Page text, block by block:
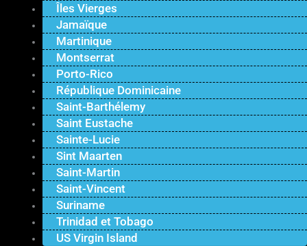
Îles Vierges
Jamaïque
Martinique
Montserrat
Porto-Rico
République Dominicaine
Saint-Barthélemy
Saint Eustache
Sainte-Lucie
Sint Maarten
Saint-Martin
Saint-Vincent
Suriname
Trinidad et Tobago
US Virgin Island